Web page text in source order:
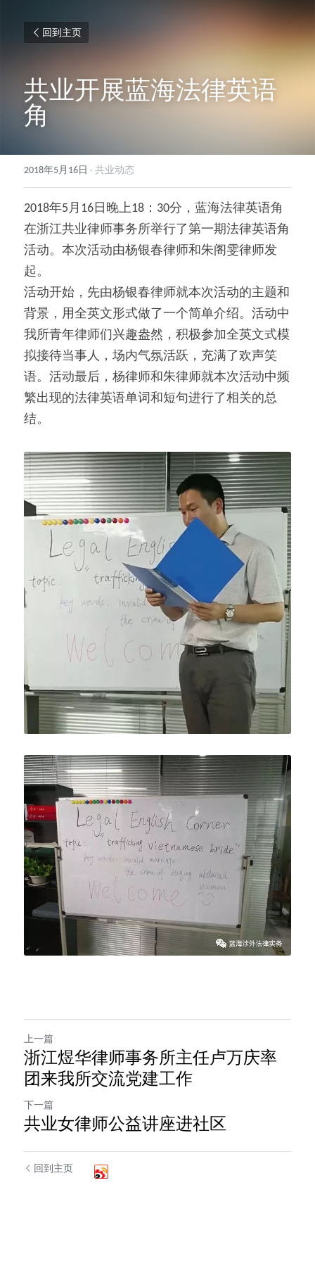
回到主页
共业开展蓝海法律英语
角
2018年5月16日 · 共业动态
2018年5月16日晚上18：30分，蓝海法律英语角
在浙江共业律师事务所举行了第一期法律英语角
活动。本次活动由杨银春律师和朱阁雯律师发
起。
活动开始，先由杨银春律师就本次活动的主题和
背景，用全英文形式做了一个简单介绍。活动中
我所青年律师们兴趣盎然，积极参加全英文式模
拟接待当事人，场内气氛活跃，充满了欢声笑
语。活动最后，杨律师和朱律师就本次活动中频
繁出现的法律英语单词和短句进行了相关的总
结。
上一篇
浙江煜华律师事务所主任卢万庆率
团来我所交流党建工作
下一篇
共业女律师公益讲座进社区
回到主页